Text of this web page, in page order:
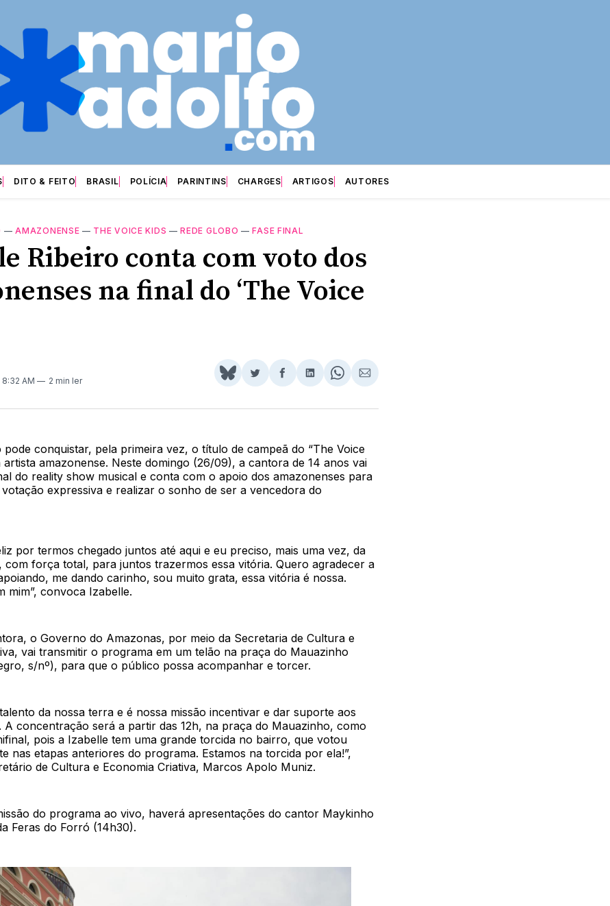
DITO & FEITO BRASIL POLÍCIA PARINTINS CHARGES ARTIGOS AUTORES
—AMAZONENSE — THE VOICE KIDS —REDE GLOBO —FASE FINAL
Ribeiro conta com voto dos
na final do ‘The Voice
8:32 AM 2 min ler
Share
BlueSky
Compartilhar
Twitter
Compartilhar
Facebook
Compartilhar
LinkedIn
Share
WhatsApp
Compartilhar
Email
pode conquistar, pela primeira vez, o título de campeã do “The Voice
artista amazonense. Neste domingo (26/09), a cantora de 14 anos vai
do reality show musical e conta com o apoio dos amazonenses para
expressiva e realizar o sonho de ser a vencedora do
por termos chegado juntos até aqui e eu preciso, mais uma vez, da
com força total, para juntos trazermos essa vitória. Quero agradecer a
me dando carinho, sou muito grata, essa vitória é nossa.
mim”, convoca Izabelle.
o Governo do Amazonas, por meio da Secretaria de Cultura e
vai transmitir o programa em um telão na praça do Mauazinho
s/nº), para que o público possa acompanhar e torcer.
da nossa terra e é nossa missão incentivar e dar suporte aos
A concentração será a partir das 12h, na praça do Mauazinho, como
pois a Izabelle tem uma grande torcida no bairro, que votou
nas etapas anteriores do programa. Estamos na torcida por ela!”,
de Cultura e Economia Criativa, Marcos Apolo Muniz.
do programa ao vivo, haverá apresentações do cantor Maykinho
Feras do Forró (14h30).